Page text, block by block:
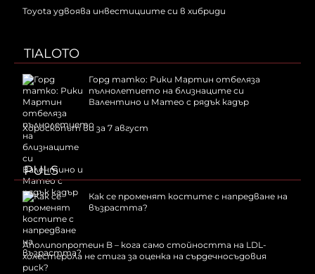
Toyota удвоява инвестициите си в хибриди
TIALOTO
Горд татко: Рики Мартин отбеляза
пълнолетието на близнаците си
Валентино и Матео с рядък кадър
Хороскопът ви за 7 август
PULS
Как се променят костите с напредване на
възрастта?
Аполипопротеин B – кога само стойността на LDL-
холестерола не стига за оценка на сърдечносъдовия
риск?